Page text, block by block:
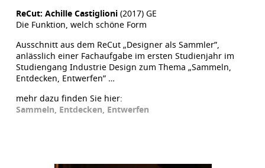
ReCut: Achille Castiglioni (2017) GE
Die Funktion, welch schöne Form
Ausschnitt aus dem ReCut „Designer als Sammler”,
anlässlich einer Fachaufgabe im ersten Studienjahr im
Studiengang Industrie Design zum Thema „Sammeln,
Entdecken, Entwerfen” …
mehr dazu finden Sie hier:
Sammeln, Entdecken, Entwerfen